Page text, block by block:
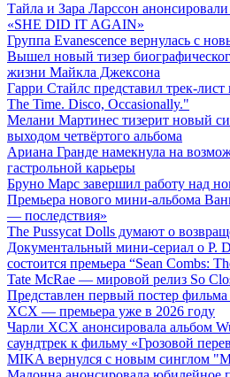
Тайла и Зара Ларссон
«SHE DID IT AGAIN»
Группа Evanescence вернулась с
Вышел новый тизер
жизни Майкла Джексона
Гарри Стайлс представил трек-
The Time. Disco, Occasionally."
Мелани Мартинес тизерит новый
выходом четвёртого альбома
Ариана Гранде намекнула на
гастрольной карьеры
Бруно Марс завершил работу над
Премьера нового мини-альбома
— последствия»
The Pussycat Dolls думают о
Документальный мини-сериал о P.
состоится премьера “Sean Combs:
Tate McRae — мировой релиз So
Представлен первый постер
XCX — премьера уже в 2026 году
Чарли XCX анонсировала альбом
саундтрек к фильму «Грозовой
MIKA вернулся с новым синглом